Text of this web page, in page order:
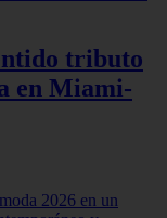
tributo
en Miami-